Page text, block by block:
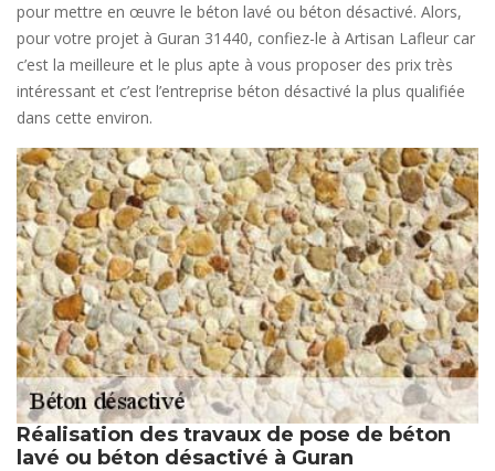
pour mettre en œuvre le béton lavé ou béton désactivé. Alors,
pour votre projet à Guran 31440, confiez-le à Artisan Lafleur car
c’est la meilleure et le plus apte à vous proposer des prix très
intéressant et c’est l’entreprise béton désactivé la plus qualifiée
dans cette environ.
Réalisation des travaux de pose de béton
lavé ou béton désactivé à Guran